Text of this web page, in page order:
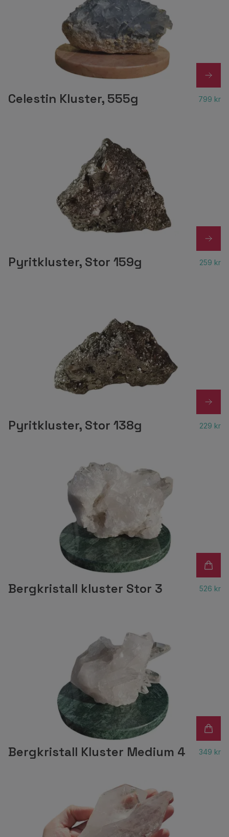
Celestin Kluster, 555g 799 kr
Pyritkluster, Stor 159g 259 kr
Pyritkluster, Stor 138g 229 kr
Bergkristall kluster Stor 3 526 kr
Bergkristall Kluster Medium 4 349 kr